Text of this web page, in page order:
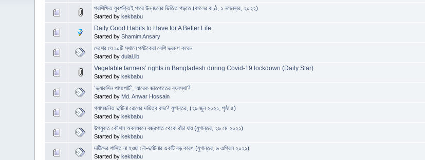
প্রশিক্ষিত যুবশক্তিই পারে উন্নয়নের ভিত্তি গড়তে (কালের কণ্ঠ, ১ নভেম্বর, ২০২২)
Started bykekbabu
Daily Good Habits to Have for A Better Life
Started byShamim Ansary
দেশের যে ১০টি স্থানে পর্যটকেরা বেশি ভ্রমণ করেন
Started bydulal.lib
Vegetable farmers’ rights in Bangladesh during Covid-19 lockdown (Daily Star)
Started bykekbabu
‘ভ্যাকসিন পাসপোর্ট’, আরেক জাতপাতের ব্যবস্থা?
Started by Md. Anwar Hossain
গ্যাসজনিত দুর্ঘটনা রোধের দায়িত্ব কার? যুগান্তর, (২৯ জুন ২০২১, পৃষ্ঠা ৫)
Started bykekbabu
উপযুক্ত কৌশল অবলম্বনে বজ্রপাত থেকে বাঁচা যায় (যুগান্তর, ২৯ মে ২০২১)
Started bykekbabu
দায়ীদের শাস্তি না হওয়া নৌ-দুর্ঘটনার একটি বড় কারণ (যুগান্তর, ৬ এপ্রিল ২০২১)
Started bykekbabu